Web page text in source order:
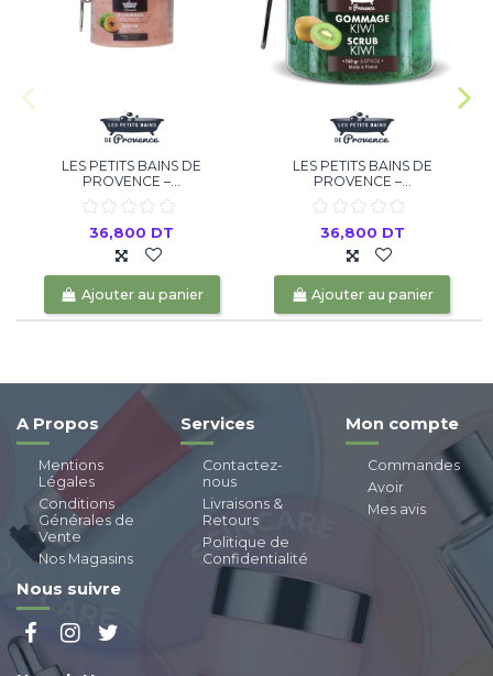
LES PETITS BAINS DE
PROVENCE –...
36,800 DT
Ajouter au panier
LES PETITS BAINS DE
PROVENCE –...
36,800 DT
Ajouter au panier
A Propos
Mentions
Légales
Conditions
Générales de
Vente
Nos Magasins
Services
Contactez-
nous
Livraisons &
Retours
Politique de
Confidentialité
Mon compte
Commandes
Avoir
Mes avis
Nous suivre